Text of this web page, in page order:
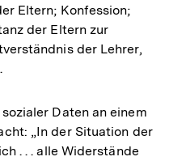
Eltern; Konfession;
der Eltern zur
der Lehrer,
Daten an einem
„In der Situation der
. . . alle Widerstände